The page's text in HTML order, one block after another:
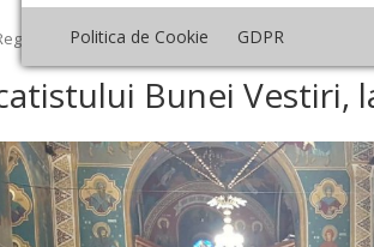
Politica de Cookie GDPR
› Moldova › Denia Acatistului Bunei
Bunei Vestiri,
Decembrie Ianuarie Februarie